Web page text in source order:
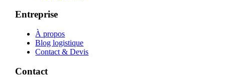
Entreprise
À propos
Blog logistique
Contact & Devis
Contact